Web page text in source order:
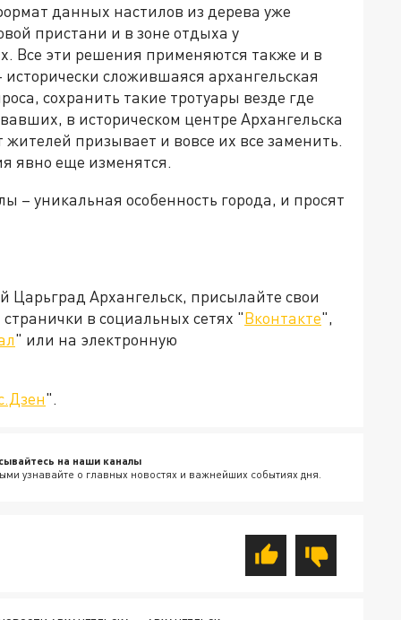
данных настилов из дерева уже
пристани и в зоне отдыха у
Все эти решения применяются также и в
сложившаяся архангельская
сохранить такие тротуары везде где
в историческом центре Архангельска
призывает и вовсе их все заменить.
явно еще изменятся.
– уникальная особенность города, и просят
Царьград Архангельск, присылайте свои
в социальных сетях "Вконтакте",
" или на электронную
".
на наши каналы
узнавайте о главных новостях и важнейших событиях дня.